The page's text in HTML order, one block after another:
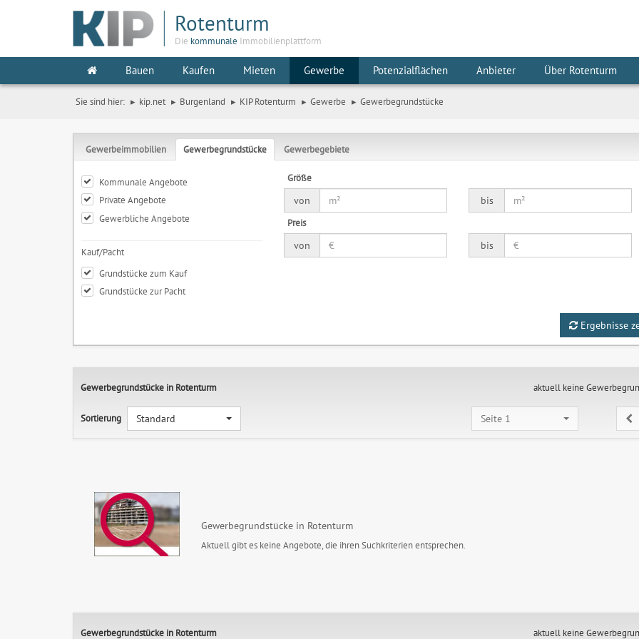
Rotenturm
Die kommunale Immobilienplattform
Bauen Kaufen Mieten Gewerbe Potenzialflächen Anbieter Über Rotenturm
Sie sind hier: kip.net Burgenland KIP Rotenturm Gewerbe Gewerbegrundstücke
Gewerbeimmobilien Gewerbegrundstücke Gewerbegebiete
Kommunale Angebote
Private Angebote
Gewerbliche Angebote
Kauf/Pacht
Grundstücke zum Kauf
Grundstücke zur Pacht
Größe
von
bis
Preis
von
bis
Ergebnisse
Gewerbegrundstücke in Rotenturm
Sortierung Standard
aktuell keine
Seite 1
Gewerbegrundstücke in Rotenturm
Aktuell gibt es keine Angebote, die ihren Suchkriterien entsprechen.
Gewerbegrundstücke in Rotenturm aktuell keine